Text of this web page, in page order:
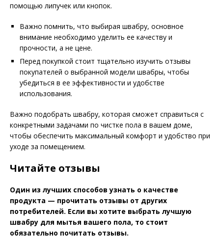
помощью липучек или кнопок.
Важно помнить, что выбирая швабру, основное
внимание необходимо уделить ее качеству и
прочности, а не цене.
Перед покупкой стоит тщательно изучить отзывы
покупателей о выбранной модели швабры, чтобы
убедиться в ее эффективности и удобстве
использования.
Важно подобрать швабру, которая сможет справиться с
конкретными задачами по чистке пола в вашем доме,
чтобы обеспечить максимальный комфорт и удобство при
уходе за помещением.
Читайте отзывы
Один из лучших способов узнать о качестве
продукта — прочитать отзывы от других
потребителей. Если вы хотите выбрать лучшую
швабру для мытья вашего пола, то стоит
обязательно почитать отзывы.